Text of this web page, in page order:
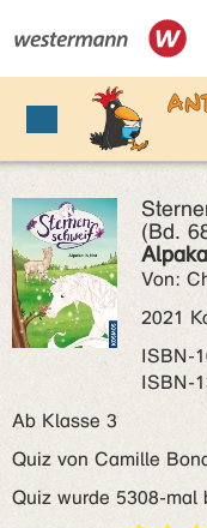
(Bd.
Von:
2021
Ab Klasse 3
Quiz von Camille
Quiz wurde 5308-mal